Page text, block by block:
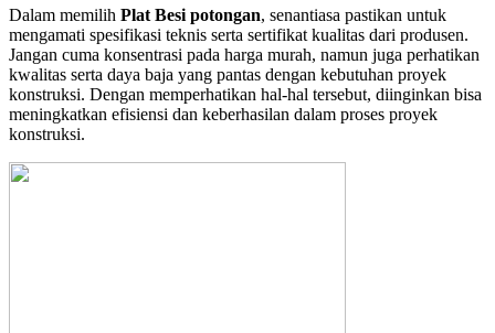
Dalam memilih Plat Besi potongan, senantiasa pastikan untuk
mengamati spesifikasi teknis serta sertifikat kualitas dari produsen.
Jangan cuma konsentrasi pada harga murah, namun juga perhatikan
kwalitas serta daya baja yang pantas dengan kebutuhan proyek
konstruksi. Dengan memperhatikan hal-hal tersebut, diinginkan bisa
meningkatkan efisiensi dan keberhasilan dalam proses proyek
konstruksi.